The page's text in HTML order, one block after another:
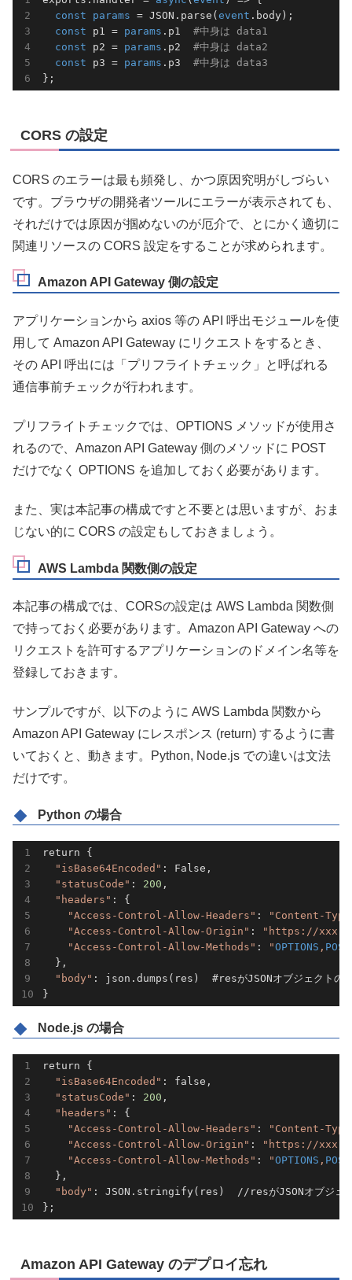
const
params = JSON.parse(event .body);
const p1 = params .p1 #中身は data1
const p2 = params .p2 #中身は data2
const p3 = params .p3 #中身は data3
};
CORS の設定
CORS のエラーは最も頻発し、かつ原因究明がしづらい
です。ブラウザの開発者ツールにエラーが表示されても、
それだけでは原因が掴めないのが厄介で、とにかく適切に
関連リソースの CORS 設定をすることが求められます。
Amazon API Gateway 側の設定
アプリケーションから axios 等の API 呼出モジュールを使
用して Amazon API Gateway にリクエストをするとき、
その API 呼出には「プリフライトチェック」と呼ばれる
通信事前チェックが行われます。
プリフライトチェックでは、OPTIONS メソッドが使用さ
れるので、Amazon API Gateway 側のメソッドに POST
だけでなく OPTIONS を追加しておく必要があります。
また、実は本記事の構成ですと不要とは思いますが、おま
じない的に CORS の設定もしておきましょう。
AWS Lambda 関数側の設定
本記事の構成では、CORSの設定は AWS Lambda 関数側
で持っておく必要があります。Amazon API Gateway への
リクエストを許可するアプリケーションのドメイン名等を
登録しておきます。
サンプルですが、以下のように AWS Lambda 関数から
Amazon API Gateway にレスポンス (return) するように書
いておくと、動きます。Python, Node.js での違いは文法
だけです。
Python の場合
return {
"isBase64Encoded" : False,
"statusCode" : 200 ,
"headers" : {
"Access-Control-Allow-Headers" :
"Content-
"Access-Control-Allow-Origin" :
"https://
"Access-Control-Allow-Methods" : "OPTIONS , POST
  },
"body" : json.dumps(res)  #resがJSONオブジェクトのと
Node.js の場合
return {
"isBase64Encoded" : false,
"statusCode" : 200 ,
"headers" : {
"Access-Control-Allow-Headers" :
"Content-
"Access-Control-Allow-Origin" :
"https://
"Access-Control-Allow-Methods" : "OPTIONS , POST
  },
"body" : JSON.stringify(res)  //resがJSONオブジェクト
Amazon API Gateway のデプロイ忘れ